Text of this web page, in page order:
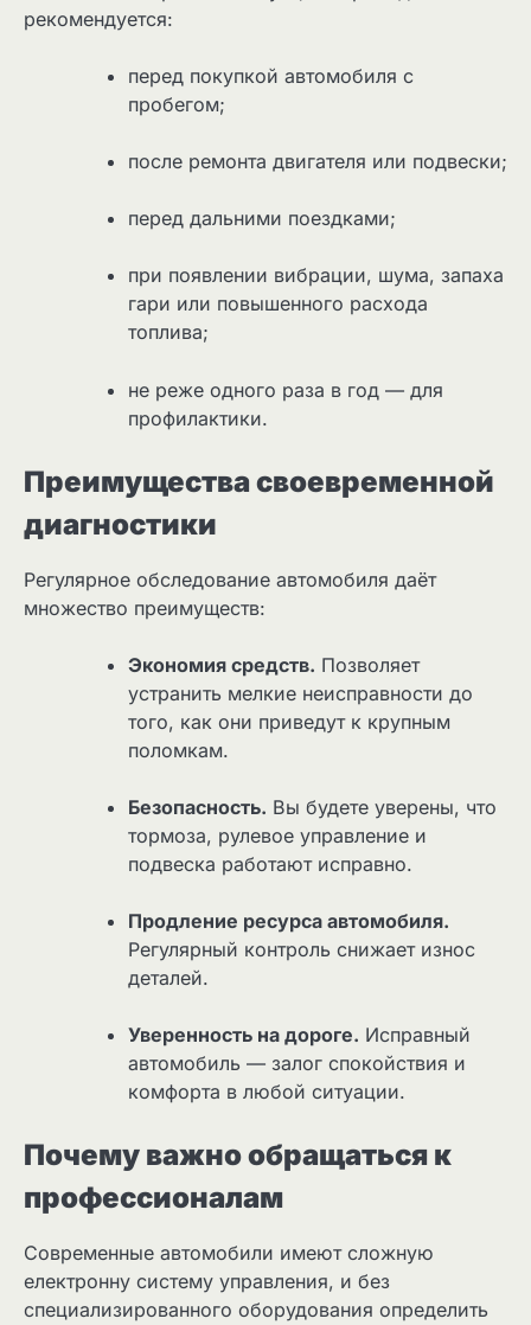
рекомендуется:
перед покупкой автомобиля с
пробегом;
после ремонта двигателя или подвески;
перед дальними поездками;
при появлении вибрации, шума, запаха
гари или повышенного расхода
топлива;
не реже одного раза в год — для
профилактики.
Преимущества своевременной
диагностики
Регулярное обследование автомобиля даёт
множество преимуществ:
Экономия средств. Позволяет
устранить мелкие неисправности до
того, как они приведут к крупным
поломкам.
Безопасность. Вы будете уверены, что
тормоза, рулевое управление и
подвеска работают исправно.
Продление ресурса автомобиля.
Регулярный контроль снижает износ
деталей.
Уверенность на дороге. Исправный
автомобиль — залог спокойствия и
комфорта в любой ситуации.
Почему важно обращаться к
профессионалам
Современные автомобили имеют сложную
електронну систему управления, и без
специализированного оборудования определить